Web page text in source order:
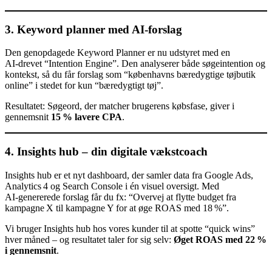
3. Keyword planner med AI‑forslag
Den genopdagede Keyword Planner er nu udstyret med en
AI‑drevet “Intention Engine”. Den analyserer både søgeintention og
kontekst, så du får forslag som “københavns bæredygtige tøjbutik
online” i stedet for kun “bæredygtigt tøj”.
Resultatet: Søgeord, der matcher brugerens købsfase, giver i
gennemsnit 15 % lavere CPA.
4. Insights hub – din digitale vækstcoach
Insights hub er et nyt dashboard, der samler data fra Google Ads,
Analytics 4 og Search Console i én visuel oversigt. Med
AI‑genererede forslag får du fx: “Overvej at flytte budget fra
kampagne X til kampagne Y for at øge ROAS med 18 %”.
Vi bruger Insights hub hos vores kunder til at spotte “quick wins”
hver måned – og resultatet taler for sig selv: Øget ROAS med 22 %
i gennemsnit.